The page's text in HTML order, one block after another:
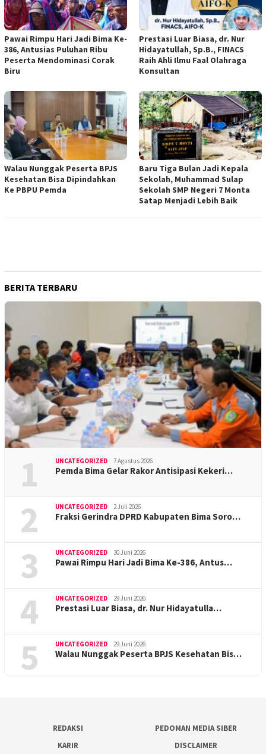
Pawai Rimpu Hari Jadi Bima Ke-
386, Antusias Puluhan Ribu
Peserta Mendominasi Corak
Biru
Prestasi Luar Biasa, dr. Nur
Hidayatullah, Sp.B., FINACS
Raih Ahli Ilmu Faal Olahraga
Konsultan
Walau Nunggak Peserta BPJS
Kesehatan Bisa Dipindahkan
Ke PBPU Pemda
Baru Tiga Bulan Jadi Kepala
Sekolah, Muhammad Sulap
Sekolah SMP Negeri 7 Monta
Satap Menjadi Lebih Baik
BERITA TERBARU
1 UNCATEGORIZED 7 Agustus 2026
Pemda Bima Gelar Rakor Antisipasi Kekeri…
2 UNCATEGORIZED 2 Juli 2026
Fraksi Gerindra DPRD Kabupaten Bima Soro…
3 UNCATEGORIZED 30 Juni 2026
Pawai Rimpu Hari Jadi Bima Ke-386, Antus…
4 UNCATEGORIZED 29 Juni 2026
Prestasi Luar Biasa, dr. Nur Hidayatulla…
5 UNCATEGORIZED 29 Juni 2026
Walau Nunggak Peserta BPJS Kesehatan Bis…
REDAKSI
PEDOMAN MEDIA SIBER
KARIR
DISCLAIMER